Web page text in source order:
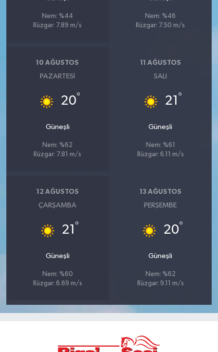
Nem: %44
Rüzgar: 7.89 m/s
Nem: %46
Rüzgar: 7.50 m/s
10 AĞUSTOS
PAZARTESI
20°
Güneşli
Nem: %62
Rüzgar: 7.81 m/s
11 AĞUSTOS
SALI
21 °
Güneşli
Nem: %61
Rüzgar: 6.11 m/s
12 AĞUSTOS
ÇARŞAMBA
21 °
Güneşli
Nem: %60
Rüzgar: 6.69 m/s
13 AĞUSTOS
PERŞEMBE
20°
Güneşli
Nem: %62
Rüzgar: 9.11 m/s